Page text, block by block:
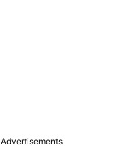
Advertisements